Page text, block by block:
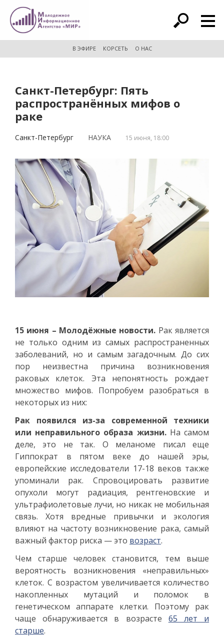
расширенный поиск
В ЭФИРЕ КОРСЕТЬ О НАС
Санкт-Петербург: Пять
распространённых мифов о
раке
Санкт-Петербург НАУКА 15 июня, 18:00
15 июня – Молодёжные новости. Рак является
не только одним из самых распространенных
заболеваний, но и самым загадочным. До сих
пор неизвестна причина возникновения
раковых клеток. Эта непонятность рождает
множество мифов. Попробуем разобраться в
некоторых из них:
Рак появился из-за современной техники
или неправильного образа жизни.На самом
деле, это не так. О меланоме писал еще
Гиппократ в пятом веке до нашей эры,
европейские исследователи 17-18 веков также
упоминали рак. Спровоцировать развитие
опухоли могут радиация, рентгеновские и
ультрафиолетовые лучи, но никак не мобильная
связь. Хотя вредные привычки и экология
влияют на частоту возникновение рака, самый
важный фактор риска — это возраст.
Чем старше человек становится, тем выше
вероятность возникновения «неправильных»
клеток. С возрастом увеличивается количество
накопленных мутаций и поломок в
генетическом аппарате клетки. Поэтому рак
чаще обнаруживается в возрасте 65 лет и
старше.